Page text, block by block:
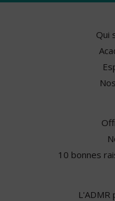
Qui
10 bonnes
L'ADMR